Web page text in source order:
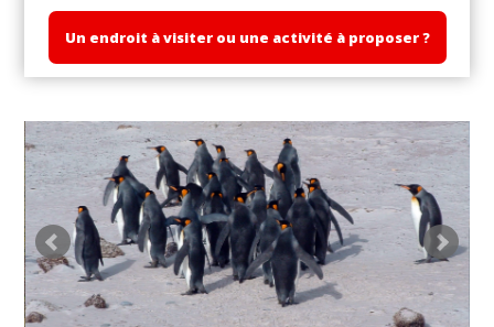
Un endroit à visiter ou une activité à proposer ?